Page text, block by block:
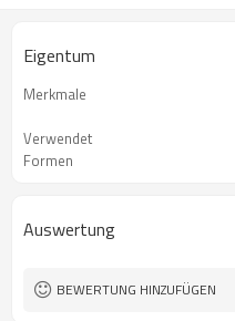
Eigentum
Merkmale
Verwendet
Formen
Auswertung
BEWERTUNG HINZUFÜGEN